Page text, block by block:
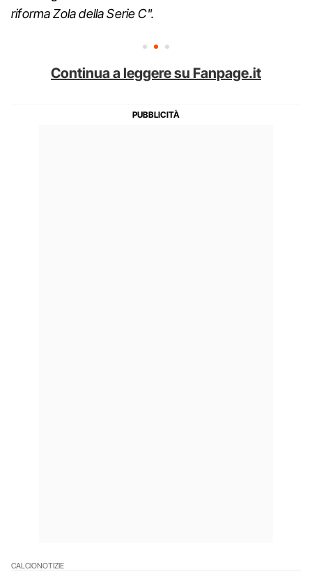
riforma Zola della Serie C".
Continua a leggere su Fanpage.it
CALCIONOTIZIE